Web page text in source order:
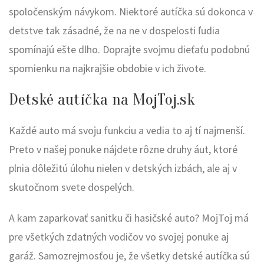
spoločenským návykom. Niektoré autíčka sú dokonca v
detstve tak zásadné, že na ne v dospelosti ľudia
spomínajú ešte dlho. Doprajte svojmu dieťaťu podobnú
spomienku na najkrajšie obdobie v ich živote.
Detské autíčka na MojToj.sk
Každé auto má svoju funkciu a vedia to aj tí najmenší.
Preto v našej ponuke nájdete rôzne druhy áut, ktoré
plnia dôležitú úlohu nielen v detských izbách, ale aj v
skutočnom svete dospelých.
A kam zaparkovať sanitku či hasičské auto? MojToj má
pre všetkých zdatných vodičov vo svojej ponuke aj
garáž. Samozrejmosťou je, že všetky detské autíčka sú